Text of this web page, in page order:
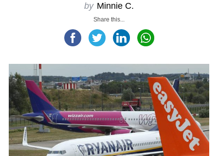
by Minnie C.
Share this...